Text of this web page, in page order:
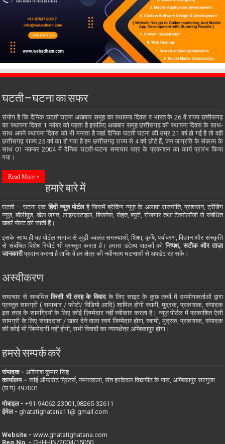
घटती – घटना का सफर
संयोग है कि दैनिक घटती घटना अखबार समूह का स्थापना दिवस व भारत के 26 वें राज्य छत्तीसगढ़
का स्थापना दिवस 1 नवंबर को पड़ता है इसलिए अखबार समूह छत्तीसगढ़ की स्थापना दिवस के साथ-
साथ अपने स्थापना दिवस को भी मनाता है जहां दैनिक घटती घटना की उम्र 21 वर्ष हो गई है तो वही
छत्तीसगढ़ राज्य 25 वर्ष का हो गया है हम छत्तीसगढ़ राज्य से 4 वर्ष छोटे हैं, जन जाग्रति के संकल्प के
साथ 01 नवम्बर 2004 में दैनिक घटती-घटना समाचार पत्र के प्रकाशन का कार्य प्रारंभ किया
गया।
Read More »
हमारे बारे में
घटती – घटना एक हिंदी न्यूज़ पोर्टलहै जिसमें ब्रेकिंग न्यूज़ के अलावा राजनीति, प्रशासन, ट्रेंडिंग
न्यूज़, बॉलीवुड, खेल जगत, लाइफस्टाइल, बिजनेस, सेहत, ब्यूटी, रोजगार तथा टेक्नोलॉजी से संबंधित
खबरें पोस्ट की जाती हैं।
इसके साथ ही यह पोर्टल समाज से जुड़ी ज्वलंत समस्याओं, शिक्षा, कृषि, पर्यावरण, विज्ञान और संस्कृति
से संबंधित विशेष रिपोर्ट भी प्रस्तुत करता है। हमारा उद्देश्य पाठकों कोनिष्पक्ष, सटीक और ताज़ा
जानकारीप्रदान करना है ताकि वे हर क्षेत्र की नवीनतम घटनाओं से अपडेट रह सकें।
अस्वीकरण
समाचार से सम्बंधितकिसी भी तरह के विवादके लिए साइट के कुछ तत्वों में उपयोगकर्ताओं द्वारा
प्रस्तुत सामग्री ( समाचार / फोटो/ विडियो आदि) शामिल होगी स्वामी, मुद्रक, प्रकाशक, संपादक
इस तरह के सामग्रियों के लिए कोई ज़िम्मेदार नहीं स्वीकार करता है। न्यूज़ पोर्टल में प्रकाशित ऐसी
सामग्री के लिए संवाददाता / खबर देने वाला स्वयं जिम्मेदार होगा, स्वामी, मुद्रक, प्रकाशक, संपादक
की कोई भी जिम्मेदारी नहीं होगी, सभी विवादों का न्यायक्षेत्र अम्बिकापुर होगा।
हमसे सम्पर्क करें
संपादक -अविनाश कुमार सिंह
कार्यालय –सांई ऑफसेट प्रिंटर्स, नमनाकला, संत हरकेवल विद्यापीठ के पास, अम्बिकापुर सरगुजा
(छ.ग) 497001.
मोबाइल - ‪+91-94062-23001‬,98265-32611
ईमेल -ghatatighatana11@ gmail.com
Website -www.ghatatighatana.com
Reg.No. -CHHHIN/2004/15050